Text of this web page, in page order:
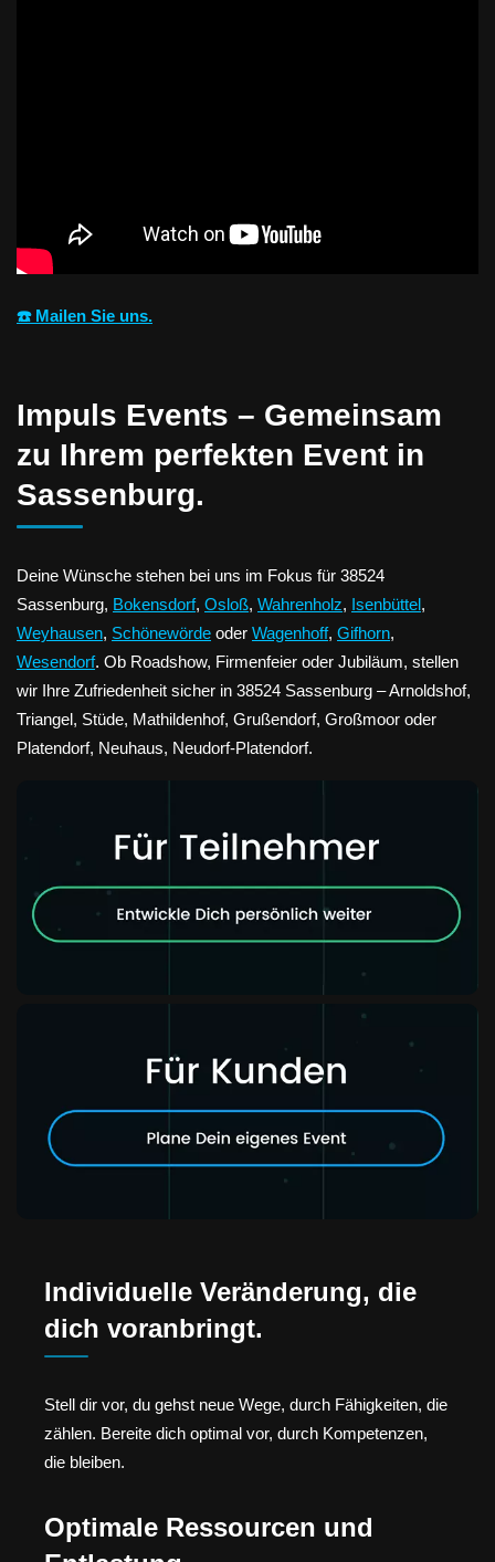
☎️ Mailen Sie uns.
Impuls Events – Gemeinsam
zu Ihrem perfekten Event in
Sassenburg.
Deine Wünsche stehen bei uns im Fokus für 38524
Sassenburg, Bokensdorf, Osloß, Wahrenholz, Isenbüttel,
Weyhausen, Schönewörde oder Wagenhoff, Gifhorn,
Wesendorf. Ob Roadshow, Firmenfeier oder Jubiläum, stellen
wir Ihre Zufriedenheit sicher in 38524 Sassenburg – Arnoldshof,
Triangel, Stüde, Mathildenhof, Grußendorf, Großmoor oder
Platendorf, Neuhaus, Neudorf-Platendorf.
Individuelle Veränderung, die
dich voranbringt.
Stell dir vor, du gehst neue Wege, durch Fähigkeiten, die
zählen. Bereite dich optimal vor, durch Kompetenzen,
die bleiben.
Optimale Ressourcen und